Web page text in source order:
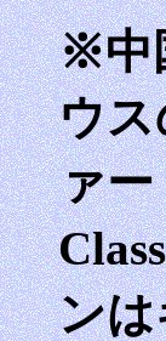
※中
ウ
ァー
ン